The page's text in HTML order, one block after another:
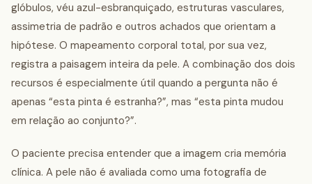
glóbulos, véu azul-esbranquiçado, estruturas vasculares,
assimetria de padrão e outros achados que orientam a
hipótese. O mapeamento corporal total, por sua vez,
registra a paisagem inteira da pele. A combinação dos dois
recursos é especialmente útil quando a pergunta não é
apenas “esta pinta é estranha?”, mas “esta pinta mudou
em relação ao conjunto?”.
O paciente precisa entender que a imagem cria memória
clínica. A pele não é avaliada como uma fotografia de